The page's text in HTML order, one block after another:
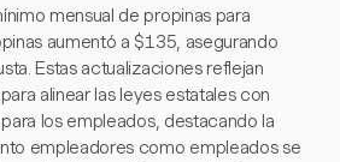
mensual de propinas para
aumentó a $135, asegurando
Estas actualizaciones reflejan
alinear las leyes estatales con
los empleados, destacando la
empleadores como empleados se